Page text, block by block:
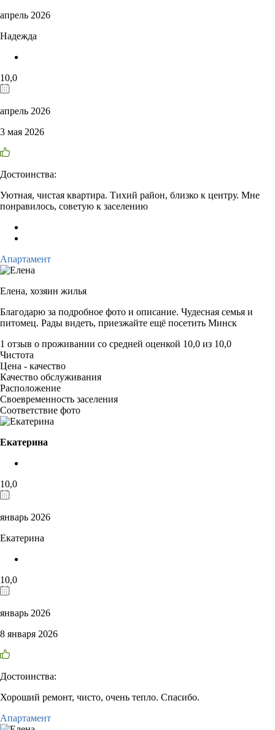
апрель 2026
Надежда
10,0
апрель 2026
3 мая 2026
Достоинства:
Уютная, чистая квартира. Тихий район, близко к центру. Мне
понравилось, советую к заселению
Апартамент
Елена, хозяин жилья
Благодарю за подробное фото и описание. Чудесная семья и
питомец. Рады видеть, приезжайте ещё посетить Минск
1 отзыв о проживании со средней оценкой 10,0 из 10,0
Чистота
Цена - качество
Качество обслуживания
Расположение
Своевременность заселения
Соответствие фото
Екатерина
10,0
январь 2026
Екатерина
10,0
январь 2026
8 января 2026
Достоинства:
Хороший ремонт, чисто, очень тепло. Спасибо.
Апартамент